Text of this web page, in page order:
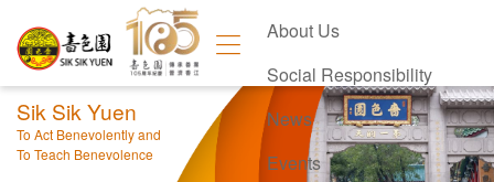
About Us
Social Responsibility
News
Events
Sik Sik Yuen
To Act Benevolently and
To Teach Benevolence